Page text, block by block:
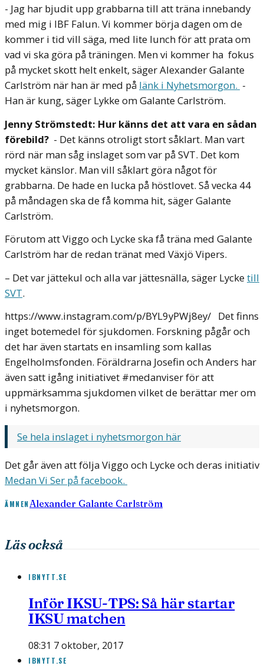
- Jag har bjudit upp grabbarna till att träna innebandy
med mig i IBF Falun. Vi kommer börja dagen om de
kommer i tid vill säga, med lite lunch för att prata om
vad vi ska göra på träningen. Men vi kommer ha fokus
på mycket skott helt enkelt, säger Alexander Galante
Carlström när han är med på länk i Nyhetsmorgon. -
Han är kung, säger Lykke om Galante Carlström.
Jenny Strömstedt: Hur känns det att vara en sådan
förebild? - Det känns otroligt stort såklart. Man vart
rörd när man såg inslaget som var på SVT. Det kom
mycket känslor. Man vill såklart göra något för
grabbarna. De hade en lucka på höstlovet. Så vecka 44
på måndagen ska de få komma hit, säger Galante
Carlström.
Förutom att Viggo och Lycke ska få träna med Galante
Carlström har de redan tränat med Växjö Vipers.
– Det var jättekul och alla var jättesnälla, säger Lycketill
SVT.
https://www.instagram.com/p/BYL9yPWj8ey/ Det finns
inget botemedel för sjukdomen. Forskning pågår och
det har även startats en insamling som kallas
Engelholmsfonden. Föräldrarna Josefin och Anders har
även satt igång initiativet #medanviser för att
uppmärksamma sjukdomen vilket de berättar mer om
i nyhetsmorgon.
Se hela inslaget i nyhetsmorgon här
Det går även att följa Viggo och Lycke och deras initiativ
Medan Vi Ser på facebook.
ÄMNEN Alexander Galante Carlström
Läs också
IBNYTT.SE
Inför IKSU-TPS: Så här startar
IKSU matchen
08:31 7 oktober, 2017
IBNYTT.SE